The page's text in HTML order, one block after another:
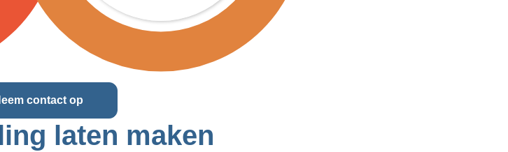
contact op
laten maken